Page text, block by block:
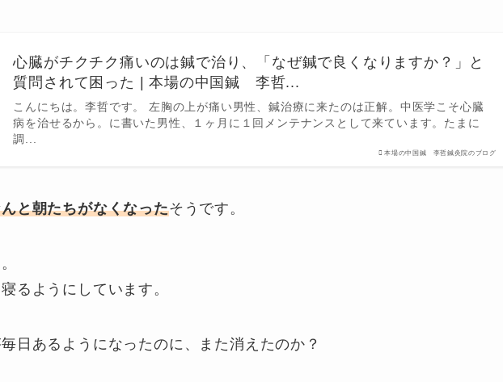
本場の中国鍼 李哲鍼灸院のブログ
心臓がチクチク痛いのは鍼で治り、「なぜ鍼で良くなりますか？」と
質問されて困った | 本場の中国鍼 李哲...
こんにちは。李哲です。 左胸の上が痛い男性、鍼治療に来たのは正解。中医学こそ心臓
病を治せるから。に書いた男性、１ヶ月に１回メンテナンスとして来ています。たまに
調...
と朝たちがなくなったそうです。
るようにしています。
日あるようになったのに、また消えたのか？